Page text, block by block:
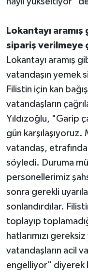
Lokantayı
sipariş verilmeye
Lokantayı aramış
vatandaşın yemek
Filistin için kan
vatandaşların
Yıldızoğlu, "Garip
gün karşılaşıyoruz.
vatandaş,
söyledi. Duruma
personellerimiz
sonra gerekli
sonlandırdılar.
toplayıp
hatlarımızı
vatandaşların acil
engelliyor" diyerek